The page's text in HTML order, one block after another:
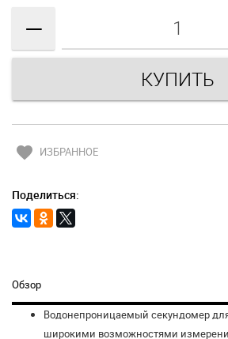
—
favorite ИЗБРАННОЕ
Поделиться:
Обзор
Водонепроницаемый секундомер
широкими возможностями